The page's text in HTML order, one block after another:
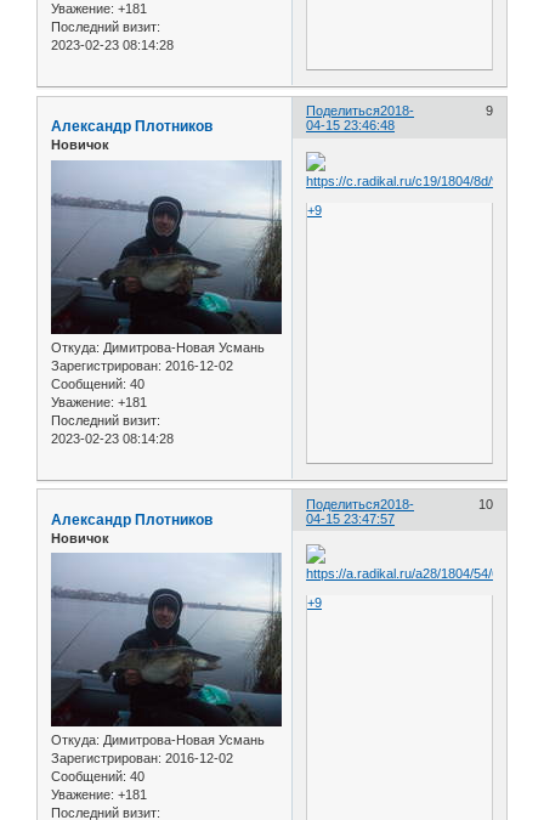
Уважение: +181
Последний визит:
2023-02-23 08:14:28
Поделиться 9
2018-
04-15 23:46:48
Александр Плотников
Новичок
Откуда: Димитрова-Новая Усмань
Зарегистрирован: 2016-12-02
Сообщений: 40
Уважение: +181
Последний визит:
2023-02-23 08:14:28
+9
Поделиться 10
2018-
04-15 23:47:57
Александр Плотников
Новичок
Откуда: Димитрова-Новая Усмань
Зарегистрирован: 2016-12-02
Сообщений: 40
Уважение: +181
Последний визит:
+9